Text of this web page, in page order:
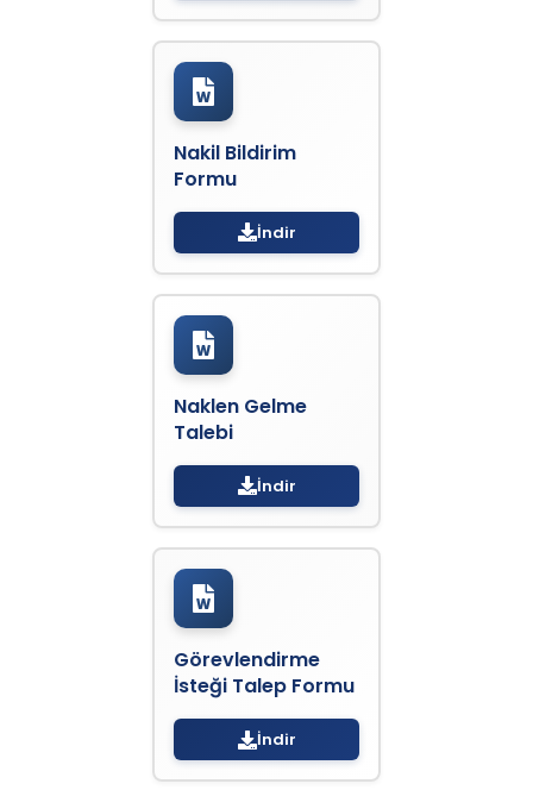
Nakil Bildirim
Formu
İndir
Naklen Gelme
Talebi
İndir
Görevlendirme
İsteği Talep Formu
İndir